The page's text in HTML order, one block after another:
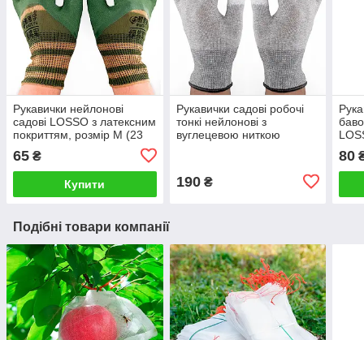
Рукавички нейлонові
садові LOSSO з латексним
покриттям, розмір М (23
65 ₴
Купити
Рукавички садові робочі
тонкі нейлонові з
вуглецевою ниткою
190₴
80
Подібні товари компанії